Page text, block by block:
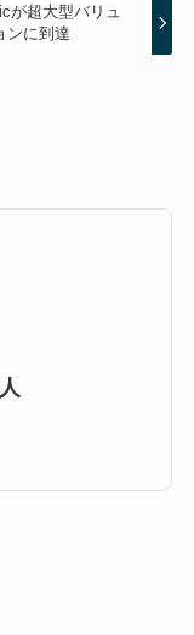
が超大型バリュ
ンに到達